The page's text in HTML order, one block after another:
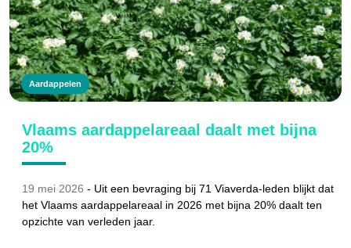
Aardappelen
Vlaams aardappelareaal daalt met bijna
20%
19 mei 2026 - Uit een bevraging bij 71 Viaverda-leden blijkt dat
het Vlaams aardappelareaal in 2026 met bijna 20% daalt ten
opzichte van verleden jaar.